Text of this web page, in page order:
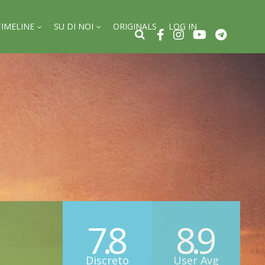
SU DI NOI ORIGINALS LOG IN
7.8
Discreto 8.9
User Avg